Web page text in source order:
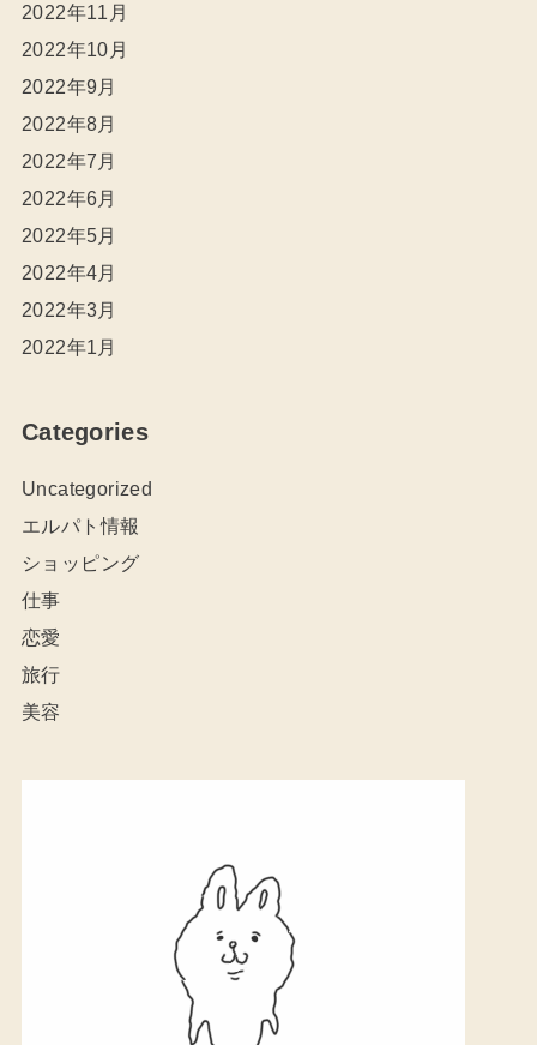
2022年11月
2022年10月
2022年9月
2022年8月
2022年7月
2022年6月
2022年5月
2022年4月
2022年3月
2022年1月
Categories
Uncategorized
エルパト情報
ショッピング
仕事
恋愛
旅行
美容